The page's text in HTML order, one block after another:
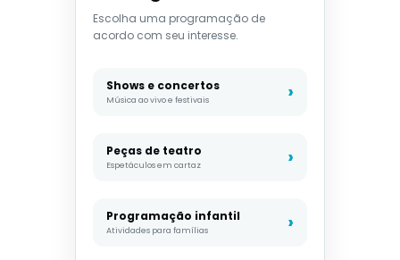
Escolha uma programação de
acordo com seu interesse.
Shows e concertos
Música ao vivo e festivais
Peças de teatro
Espetáculos em cartaz
Programação infantil
Atividades para famílias